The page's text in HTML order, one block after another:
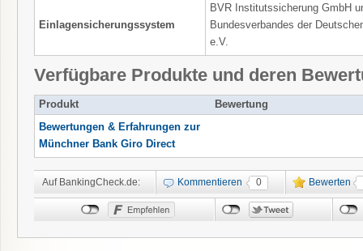
Einlagensicherungssystem
BVR Institutssicherung GmbH
Bundesverbandes der
e.V.
Verfügbare Produkte und deren
Produkt
Bewertung
Bewertungen & Erfahrungen zur
Münchner Bank Giro Direct
Auf BankingCheck.de: Kommentieren 0 Bewerten